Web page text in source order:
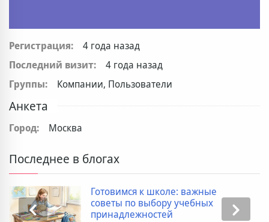
Регистрация:
4 года назад
Последний визит:
4 года назад
Группы:
Компании, Пользователи
Анкета
Город: Москва
Последнее в блогах
Готовимся к школе: важные
советы по выбору учебных
принадлежностей